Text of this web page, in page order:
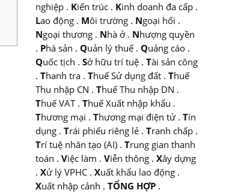
nghiệp . Kiến trúc . Kinh doanh đa cấp .
Lao động . Môi trường . Ngoại hối .
Ngoại thương . Nhà ở. Nhượng quyền
. Phá sản . Quản lý thuế . Quảng cáo .
Quốc tịch . Sở hữu trí tuệ . Tài sản công
. Thanh tra . Thuế Sử dụng đất . Thuế
Thu nhập CN . Thuế Thu nhập DN .
Thuế VAT. Thuế Xuất nhập khẩu .
Thương mại . Thương mại điện tử. Tín
dụng . Trái phiếu riêng lẻ . Tranh chấp .
Trí tuệ nhân tạo (AI) . Trung gian thanh
toán . Việc làm . Viễn thông . Xây dựng
. Xử lý VPHC . Xuất khẩu lao động .
Xuất nhập cảnh . TỔNG HỢP .